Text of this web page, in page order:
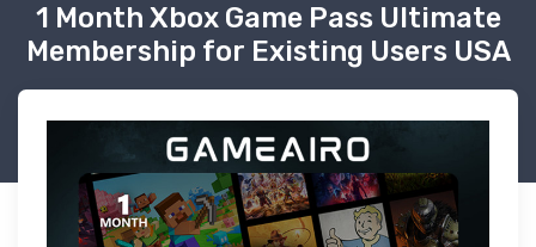
1 Month Xbox Game Pass Ultimate
Membership for Existing Users USA